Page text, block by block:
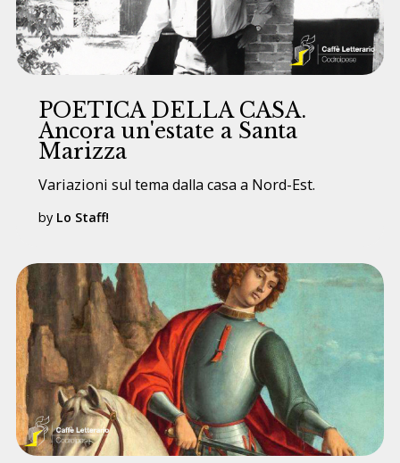
POETICA DELLA CASA.
Ancora un'estate a Santa
Marizza
Variazioni sul tema dalla casa a Nord-Est.
by Lo Staff!